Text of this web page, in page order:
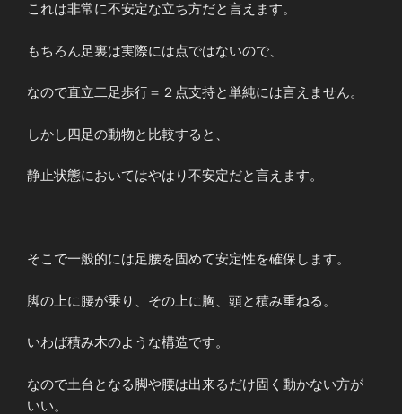
これは非常に不安定な立ち方だと言えます。
もちろん足裏は実際には点ではないので、
なので直立二足歩行＝２点支持と単純には言えません。
しかし四足の動物と比較すると、
静止状態においてはやはり不安定だと言えます。
そこで一般的には足腰を固めて安定性を確保します。
脚の上に腰が乗り、その上に胸、頭と積み重ねる。
いわば積み木のような構造です。
なので土台となる脚や腰は出来るだけ固く動かない方が
いい。